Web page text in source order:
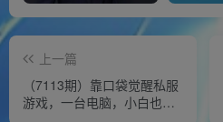
上一篇
（7113期）靠口袋觉醒私服
游戏，一台电脑，小白也能